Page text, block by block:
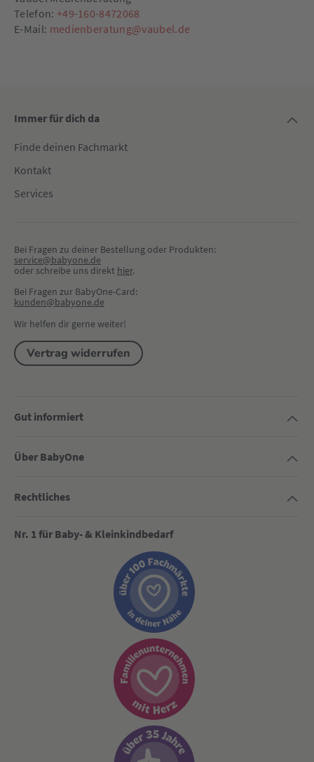
Telefon: +49-160-8472068
E-Mail: medienberatung@vaubel.de
Immer für dich da
Finde deinen Fachmarkt
Kontakt
Services
Bei Fragen zu deiner Bestellung oder Produkten:
service@babyone.de
oder schreibe uns direkt hier.
Bei Fragen zur BabyOne-Card:
kunden@babyone.de
Wir helfen dir gerne weiter!
Vertrag widerrufen
Gut informiert
Über BabyOne
Rechtliches
Nr. 1 für Baby- & Kleinkindbedarf